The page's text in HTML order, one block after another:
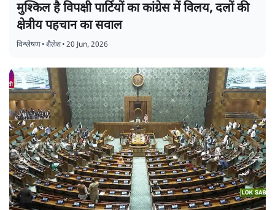
मुश्किल है विपक्षी पार्टियों का कांग्रेस में विलय, दलों की
क्षेत्रीय पहचान का सवाल
विश्लेषण•शैलेश•20 Jun, 2026